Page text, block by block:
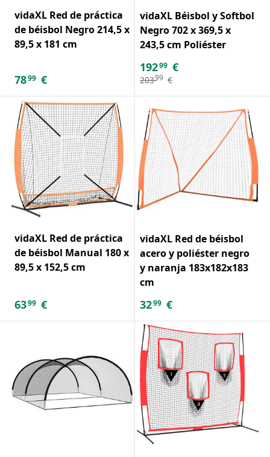
vidaXL Red de práctica
de béisbol Negro 214,5 x
89,5 x 181 cm
7899 €
vidaXL Béisbol y Softbol
Negro 702 x 369,5 x
243,5 cm Poliéster
19299 €
20399 €
vidaXL Red de práctica
de béisbol Manual 180 x
89,5 x 152,5 cm
6399 €
vidaXL Red de béisbol
acero y poliéster negro
y naranja 183x182x183
cm
3299 €